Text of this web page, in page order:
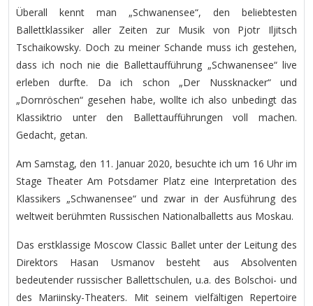
Überall kennt man „Schwanensee“, den beliebtesten
Ballettklassiker aller Zeiten zur Musik von Pjotr Iljitsch
Tschaikowsky. Doch zu meiner Schande muss ich gestehen,
dass ich noch nie die Ballettaufführung „Schwanensee“ live
erleben durfte. Da ich schon „Der Nussknacker“ und
„Dornröschen“ gesehen habe, wollte ich also unbedingt das
Klassiktrio unter den Ballettaufführungen voll machen.
Gedacht, getan.
Am Samstag, den 11. Januar 2020, besuchte ich um 16 Uhr im
Stage Theater Am Potsdamer Platz eine Interpretation des
Klassikers „Schwanensee“ und zwar in der Ausführung des
weltweit berühmten Russischen Nationalballetts aus Moskau.
Das erstklassige Moscow Classic Ballet unter der Leitung des
Direktors Hasan Usmanov besteht aus Absolventen
bedeutender russischer Ballettschulen, u.a. des Bolschoi- und
des Mariinsky-Theaters. Mit seinem vielfältigen Repertoire